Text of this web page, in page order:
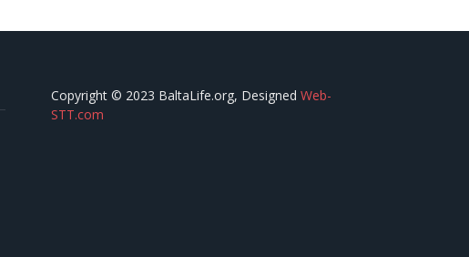
Copyright © 2023 BaltaLife.org, Designed Web-
STT.com